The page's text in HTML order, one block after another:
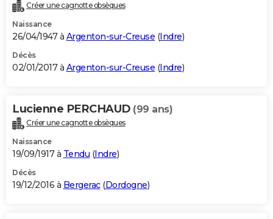
Créer une cagnotte obsèques
Naissance
26/04/1947 à Argenton-sur-Creuse (Indre)
Décès
02/01/2017 à Argenton-sur-Creuse (Indre)
Lucienne PERCHAUD (99 ans)
Créer une cagnotte obsèques
Naissance
19/09/1917 à Tendu (Indre)
Décès
19/12/2016 à Bergerac(Dordogne)